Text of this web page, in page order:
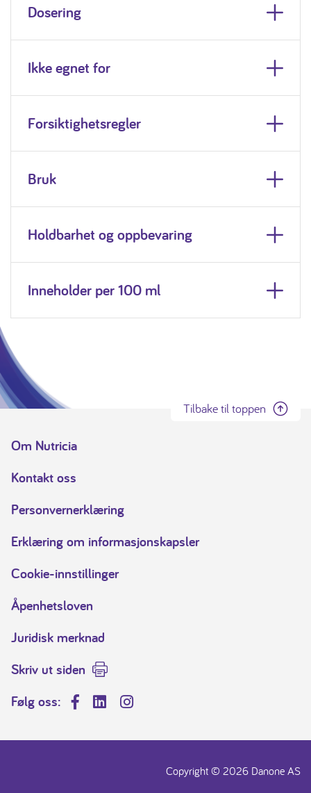
Dosering
Ikke egnet for
Forsiktighetsregler
Bruk
Holdbarhet og oppbevaring
Inneholder per 100 ml
Tilbake til toppen
Om Nutricia
Kontakt oss
Personvernerklæring
Erklæring om informasjonskapsler
Cookie-innstillinger
Åpenhetsloven
Juridisk merknad
Skriv ut siden
Følg oss:
Facebook
LinkedInInstagram
Copyright © 2026 Danone AS